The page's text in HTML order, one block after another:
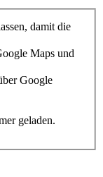
damit die
Maps und
Google
geladen.